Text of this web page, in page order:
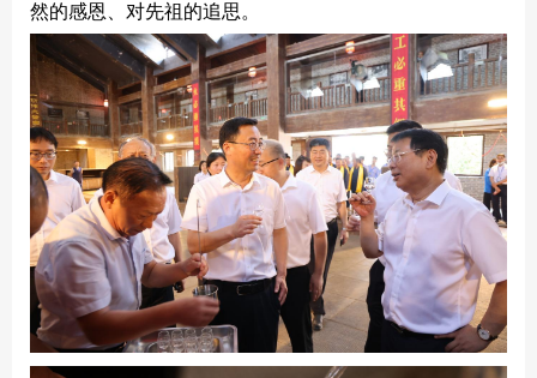
然的感恩、对先祖的追思。